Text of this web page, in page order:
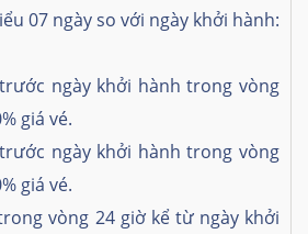
07 ngày so với ngày khởi hành:
ngày khởi hành trong vòng
giá vé.
ngày khởi hành trong vòng
giá vé.
vòng 24 giờ kể từ ngày khởi